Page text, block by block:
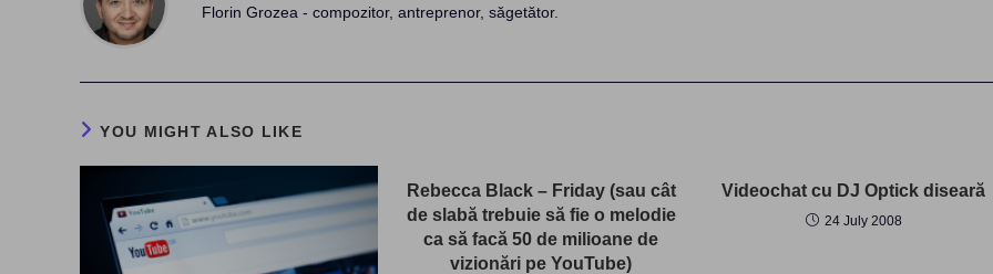
Florin Grozea - compozitor, antreprenor, săgetător.
YOU MIGHT ALSO LIKE
Rebecca Black – Friday (sau cât
de slabă trebuie să fie o melodie
ca să facă 50 de milioane de
vizionări pe YouTube)
Videochat cu DJ Optick diseară
24 July 2008